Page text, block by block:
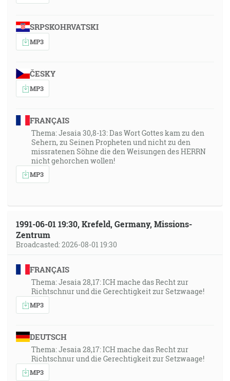
SRPSKOHRVATSKI
MP3
ČESKY
MP3
FRANÇAIS
Thema: Jesaia 30,8-13: Das Wort Gottes kam zu den
Sehern, zu Seinen Propheten und nicht zu den
missratenen Söhne die den Weisungen des HERRN
nicht gehorchen wollen!
MP3
1991-06-01 19:30, Krefeld, Germany, Missions-
Zentrum
Broadcasted: 2026-08-01 19:30
FRANÇAIS
Thema: Jesaia 28,17: ICH mache das Recht zur
Richtschnur und die Gerechtigkeit zur Setzwaage!
MP3
DEUTSCH
Thema: Jesaia 28,17: ICH mache das Recht zur
Richtschnur und die Gerechtigkeit zur Setzwaage!
MP3